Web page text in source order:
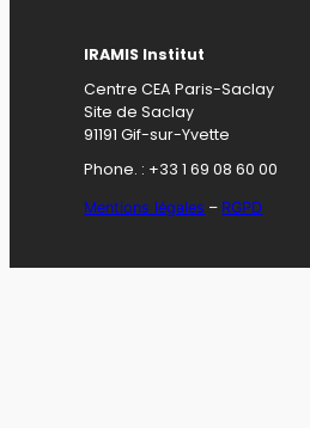
IRAMIS Institut
Centre CEA Paris-Saclay
Site de Saclay
91191 Gif-sur-Yvette
Phone. : +33 1 69 08 60 00
Mentions légales – RGPD